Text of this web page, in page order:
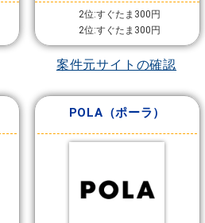
2位:すぐたま300円
2位:すぐたま300円
案件元サイトの確認
POLA（ポーラ）